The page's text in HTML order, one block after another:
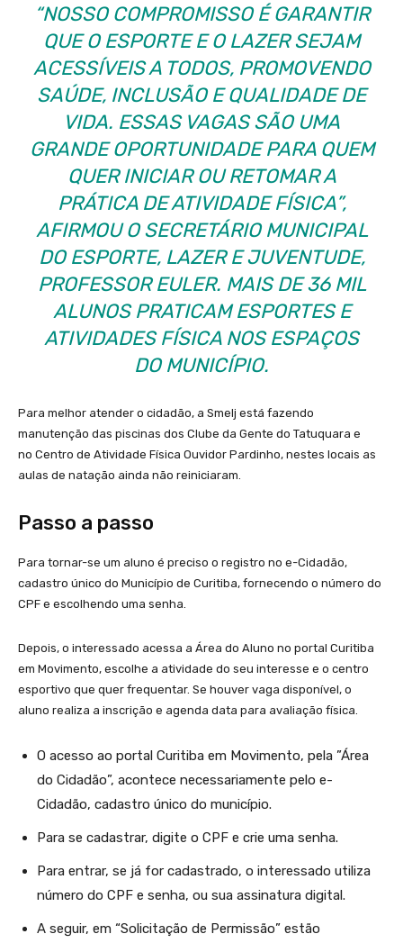
“NOSSO COMPROMISSO É GARANTIR
QUE O ESPORTE E O LAZER SEJAM
ACESSÍVEIS A TODOS, PROMOVENDO
SAÚDE, INCLUSÃO E QUALIDADE DE
VIDA. ESSAS VAGAS SÃO UMA
GRANDE OPORTUNIDADE PARA QUEM
QUER INICIAR OU RETOMAR A
PRÁTICA DE ATIVIDADE FÍSICA”,
AFIRMOU O SECRETÁRIO MUNICIPAL
DO ESPORTE, LAZER E JUVENTUDE,
PROFESSOR EULER. MAIS DE 36 MIL
ALUNOS PRATICAM ESPORTES E
ATIVIDADES FÍSICA NOS ESPAÇOS
DO MUNICÍPIO.
Para melhor atender o cidadão, a Smelj está fazendo
manutenção das piscinas dos Clube da Gente do Tatuquara e
no Centro de Atividade Física Ouvidor Pardinho, nestes locais as
aulas de natação ainda não reiniciaram.
Passo a passo
Para tornar-se um aluno é preciso o registro no e-Cidadão,
cadastro único do Município de Curitiba, fornecendo o número do
CPF e escolhendo uma senha.
Depois, o interessado acessa a Área do Aluno no portal Curitiba
em Movimento, escolhe a atividade do seu interesse e o centro
esportivo que quer frequentar. Se houver vaga disponível, o
aluno realiza a inscrição e agenda data para avaliação física.
O acesso ao portal Curitiba em Movimento, pela ”Área
do Cidadão”, acontece necessariamente pelo e-
Cidadão, cadastro único do município.
Para se cadastrar, digite o CPF e crie uma senha.
Para entrar, se já for cadastrado, o interessado utiliza
número do CPF e senha, ou sua assinatura digital.
A seguir, em “Solicitação de Permissão” estão